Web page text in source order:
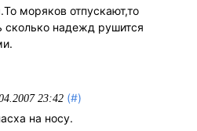
моряков отпускают,то
надежд рушится
23:42 (#)
на носу.